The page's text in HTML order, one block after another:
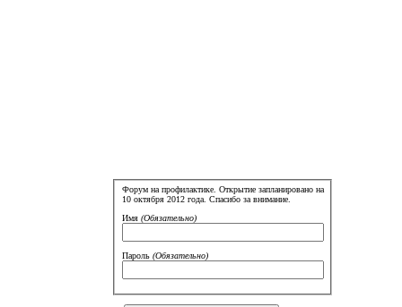
Форум на профилактике. Открытие запланировано на
10 октября 2012 года. Спасибо за внимание.
Имя (Обязательно)
Пароль (Обязательно)